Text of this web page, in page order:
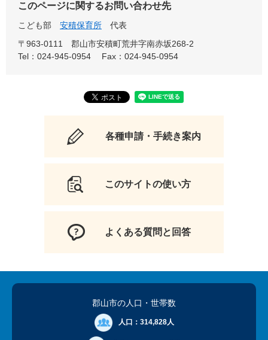
このページに関するお問い合わせ先
こども部 安積保育所
代表
〒963-0111
郡山市安積町荒井字南赤坂268-2
Tel：024-945-0954
Fax：024-945-0954
各種申請・手続き案内
このサイトの使い方
よくある質問と回答
郡山市の人口 ・世帯数
人口： 314,828人